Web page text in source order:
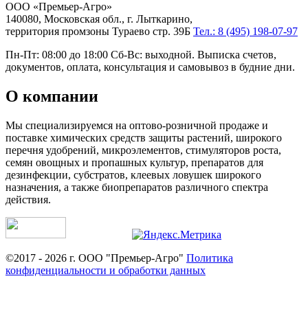
ООО «Премьер-Агро»
140080, Московская обл., г. Лыткарино,
территория промзоны Тураево стр. 39Б Тел.: 8 (495) 198-07-97
Пн-Пт: 08:00 до 18:00 Сб-Вс: выходной. Выписка счетов,
документов, оплата, консультация и самовывоз в будние дни.
О компании
Мы специализируемся на оптово-розничной продаже и
поставке химических средств защиты растений, широкого
перечня удобрений, микроэлементов, стимуляторов роста,
семян овощных и пропашных культур, препаратов для
дезинфекции, субстратов, клеевых ловушек широкого
назначения, а также биопрепаратов различного спектра
действия.
©2017 - 2026 г. ООО "Премьер-Агро" Политика
конфиденциальности и обработки данных